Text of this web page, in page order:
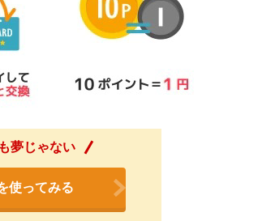
夢じゃない
使ってみる